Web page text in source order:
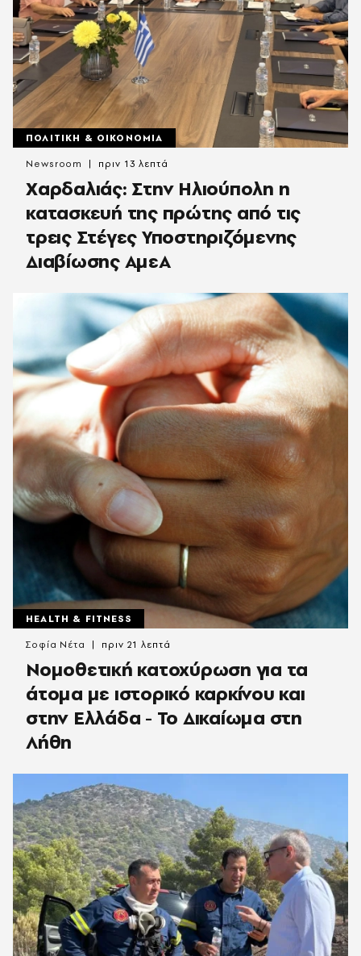
ΠΟΛΙΤΙΚΗ & ΟΙΚΟΝΟΜΙΑ
Χαρδαλιάς: Στην Ηλιούπολη η
κατασκευή της πρώτης από τις
τρεις Στέγες Υποστηριζόμενης
Διαβίωσης ΑμεΑ
Newsroom πριν 13 λεπτά
HEALTH & FITNESS
Νομοθετική κατοχύρωση για τα
άτομα με ιστορικό καρκίνου και
στην Ελλάδα - Το Δικαίωμα στη
Λήθη
Σοφία Νέτα πριν 21 λεπτά